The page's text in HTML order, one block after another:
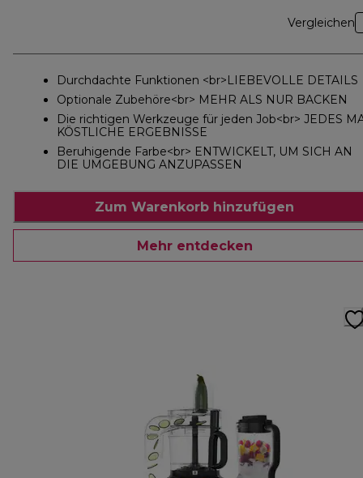
Vergleichen
Durchdachte Funktionen <br>LIEBEVOLLE DETAILS
Optionale Zubehöre<br> MEHR ALS NUR BACKEN
Die richtigen Werkzeuge für jeden Job<br> JEDES
KÖSTLICHE ERGEBNISSE
Beruhigende Farbe<br> ENTWICKELT, UM SICH AN
DIE UMGEBUNG ANZUPASSEN
Zum Warenkorb hinzufügen
Mehr entdecken